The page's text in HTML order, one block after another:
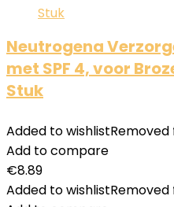
Neutrogena
met SPF 4, voor
Stuk
Added to wishlist
Add to compare
€8.89
Added to wishlist